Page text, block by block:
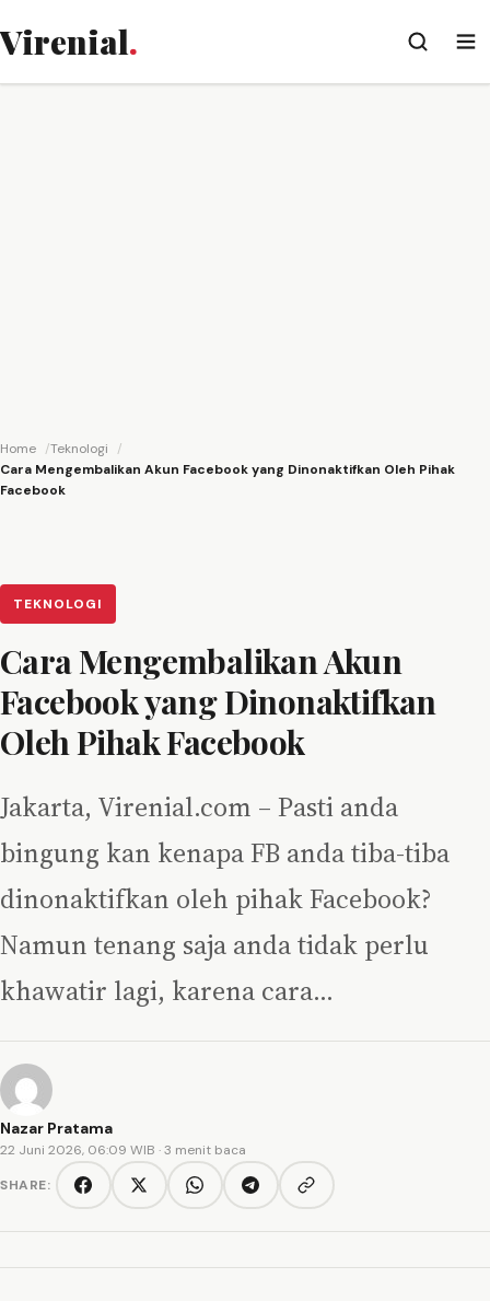
Virenial.
Home
Teknologi
Cara Mengembalikan Akun Facebook yang Dinonaktifkan Oleh Pihak
Facebook
TEKNOLOGI
Cara Mengembalikan Akun
Facebook yang Dinonaktifkan
Oleh Pihak Facebook
Jakarta, Virenial.com – Pasti anda
bingung kan kenapa FB anda tiba-tiba
dinonaktifkan oleh pihak Facebook?
Namun tenang saja anda tidak perlu
khawatir lagi, karena cara…
Nazar Pratama
22 Juni 2026, 06:09 WIB · 3 menit baca
SHARE:
FacebookTwitter/XWhatsAppTelegramCopy link